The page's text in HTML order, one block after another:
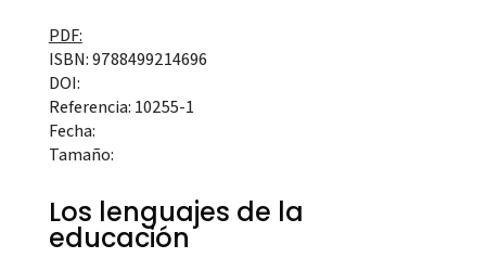
PDF:
ISBN: 9788499214696
DOI:
Referencia: 10255-1
Fecha:
Tamaño:
Los lenguajes de la
educación